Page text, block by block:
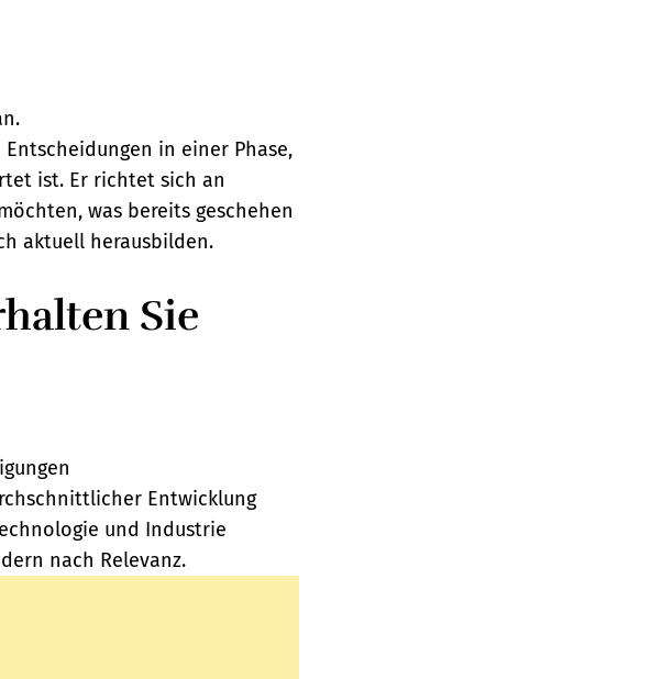
in einer Phase,
ist. Er richtet sich an
was bereits geschehen
aktuell herausbilden.
Sie
Entwicklung
und Industrie
nach Relevanz.